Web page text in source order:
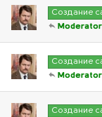
Создание
Moderator
Создание
Moderator
Создание